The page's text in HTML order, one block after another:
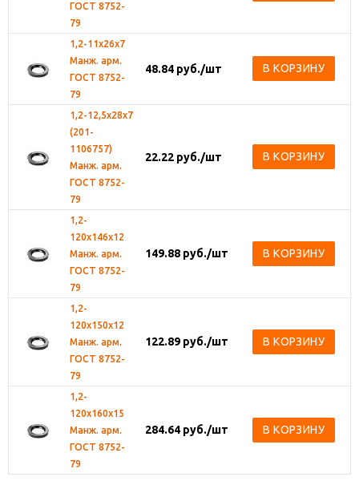
ГОСТ 8752-
79
1,2-11х26х7
Манж. арм.
ГОСТ 8752-
79
48.84 руб./шт В КОРЗИНУ
1,2-12,5х28х7
(201-
1106757)
Манж. арм.
ГОСТ 8752-
79
22.22 руб./шт В КОРЗИНУ
1,2-
120х146х12
Манж. арм.
ГОСТ 8752-
79
149.88 руб./шт В КОРЗИНУ
1,2-
120х150х12
Манж. арм.
ГОСТ 8752-
79
122.89 руб./шт В КОРЗИНУ
1,2-
120х160х15
Манж. арм.
ГОСТ 8752-
79
284.64 руб./шт В КОРЗИНУ